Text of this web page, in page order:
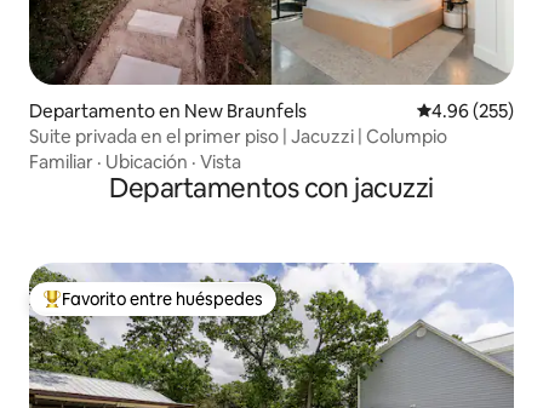
Departamento en New Braunfels Calificación
4.96 (255)
Suite privada en el primer piso | Jacuzzi | Columpio
Familiar · Ubicación · Vista
Departamentos con jacuzzi
De los mejores en Favorito entre huéspedes
Favorito entre huéspedes